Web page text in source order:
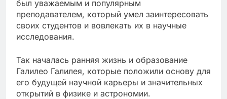
был уважаемым и популярным
преподавателем, который умел заинтересовать
своих студентов и вовлекать их в научные
исследования.
Так началась ранняя жизнь и образование
Галилео Галилея, которые положили основу для
его будущей научной карьеры и значительных
открытий в физике и астрономии.